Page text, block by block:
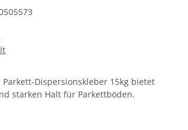
Parkett-Dispersionskleber 15kg bietet
starken Halt für Parkettböden.